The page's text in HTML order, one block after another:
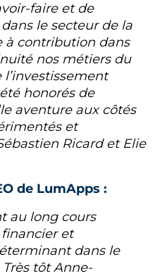
faire et de
dans le secteur de la
à contribution dans
nos métiers du
honorés de
aventure aux côtés
et
Ricard et Elie
de LumApps :
au long cours
financier et
dans le
tôt Anne-